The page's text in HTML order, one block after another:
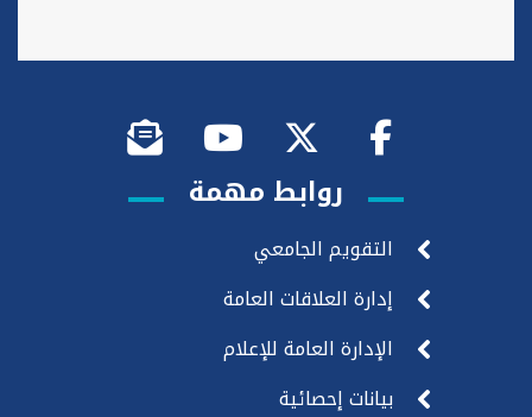
روابط مهمة
التقويم الجامعي
إدارة العلاقات العامة
الإدارة العامة للإعلام
بيانات إحصائية